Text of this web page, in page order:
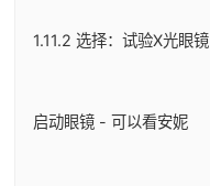
1.11.2 选择：试验X光眼镜
启动眼镜 - 可以看安妮